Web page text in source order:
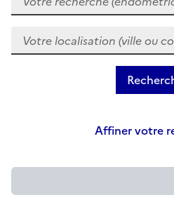
Votre localisation (ville ou
Affiner votre